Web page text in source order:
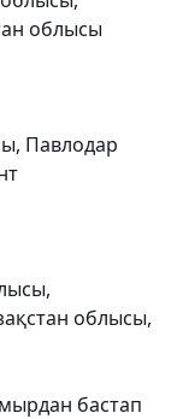
облысы
Павлодар
облысы,
бастап